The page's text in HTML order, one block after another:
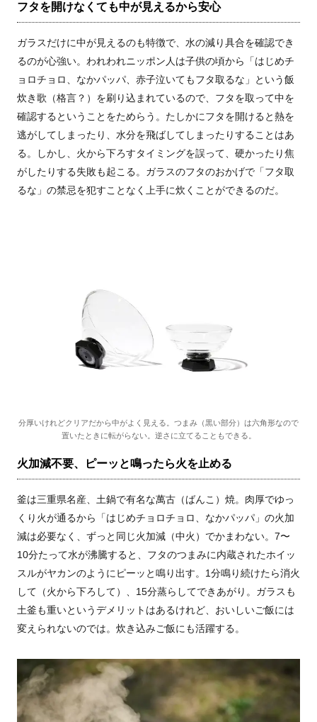
フタを開けなくても中が見えるから安心
ガラスだけに中が見えるのも特徴で、水の減り具合を確認でき
るのが心強い。われわれニッポン人は子供の頃から「はじめチ
ョロチョロ、なかパッパ、赤子泣いてもフタ取るな」という飯
炊き歌（格言？）を刷り込まれているので、フタを取って中を
確認するということをためらう。たしかにフタを開けると熱を
逃がしてしまったり、水分を飛ばしてしまったりすることはあ
る。しかし、火から下ろすタイミングを誤って、硬かったり焦
がしたりする失敗も起こる。ガラスのフタのおかげで「フタ取
るな」の禁忌を犯すことなく上手に炊くことができるのだ。
分厚いけれどクリアだから中がよく見える。つまみ（黒い部分）は六角形なので
置いたときに転がらない。逆さに立てることもできる。
火加減不要、ピーッと鳴ったら火を止める
釜は三重県名産、土鍋で有名な萬古（ばんこ）焼。肉厚でゆっ
くり火が通るから「はじめチョロチョロ、なかパッパ」の火加
減は必要なく、ずっと同じ火加減（中火）でかまわない。7〜
10分たって水が沸騰すると、フタのつまみに内蔵されたホイッ
スルがヤカンのようにピーッと鳴り出す。1分鳴り続けたら消火
して（火から下ろして）、15分蒸らしてできあがり。ガラスも
土釜も重いというデメリットはあるけれど、おいしいご飯には
変えられないのでは。炊き込みご飯にも活躍する。